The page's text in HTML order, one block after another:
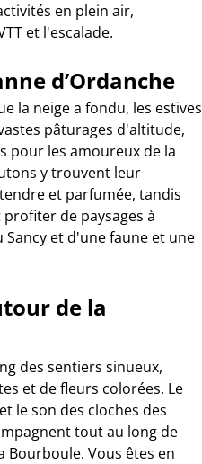
en plein air,
et l'escalade.
d’Ordanche
la neige a fondu, les estives
pâturages d'altitude,
pour les amoureux de la
y trouvent leur
et parfumée, tandis
de paysages à
et d'une faune et une
de la
des sentiers sinueux,
et de fleurs colorées. Le
le son des cloches des
tout au long de
Vous êtes en